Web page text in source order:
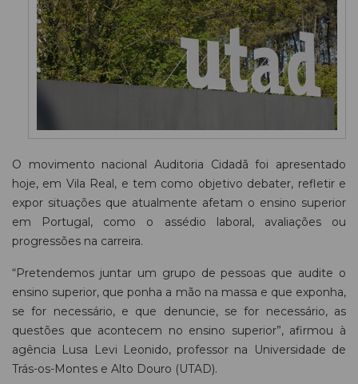
O movimento nacional Auditoria Cidadã foi apresentado
hoje, em Vila Real, e tem como objetivo debater, refletir e
expor situações que atualmente afetam o ensino superior
em Portugal, como o assédio laboral, avaliações ou
progressões na carreira.
“Pretendemos juntar um grupo de pessoas que audite o
ensino superior, que ponha a mão na massa e que exponha,
se for necessário, e que denuncie, se for necessário, as
questões que acontecem no ensino superior”, afirmou à
agência Lusa Levi Leonido, professor na Universidade de
Trás-os-Montes e Alto Douro (UTAD).